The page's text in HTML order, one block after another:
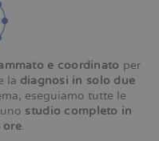
e coordinato per
la diagnosi in solo due
eseguiamo tutte le
studio completo in
ore.